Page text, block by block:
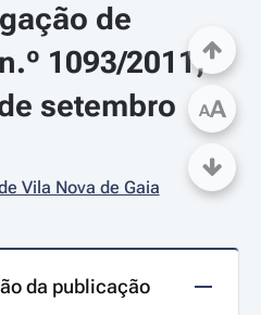
de
1093/2011,
setembro
Vila Nova de Gaia
da publicação
AA